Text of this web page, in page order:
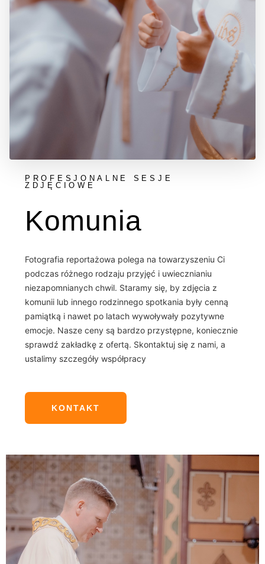
PROFESJONALNE SESJE
ZDJĘCIOWE
Komunia
Fotografia reportażowa polega na towarzyszeniu Ci
podczas różnego rodzaju przyjęć i uwiecznianiu
niezapomnianych chwil. Staramy się, by zdjęcia z
komunii lub innego rodzinnego spotkania były cenną
pamiątką i nawet po latach wywoływały pozytywne
emocje. Nasze ceny są bardzo przystępne, koniecznie
sprawdź zakładkę z ofertą. Skontaktuj się z nami, a
ustalimy szczegóły współpracy
KONTAKT